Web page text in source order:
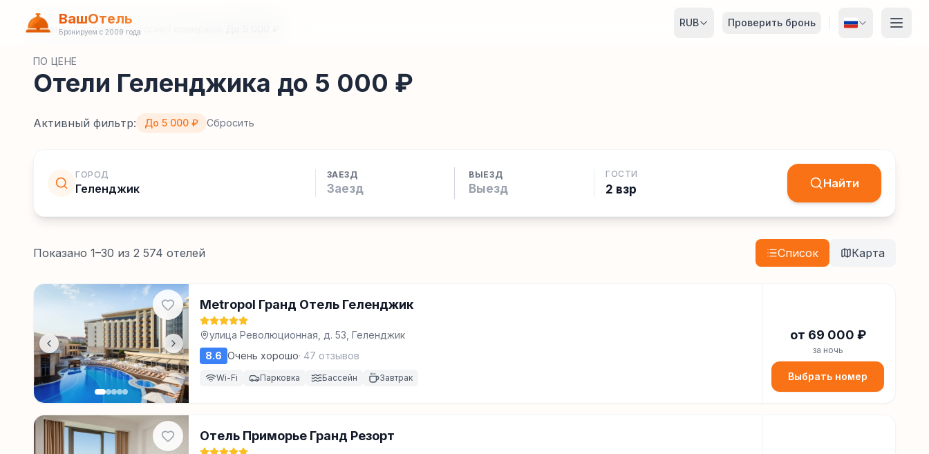
ВашОтель
Бронируем с 2009 года
RUB Проверить бронь
Главная/Гостиницы/Россия
ПО ЦЕНЕ
Отели Геленджика до 5 000 ₽
Активный фильтр: До 5 000 ₽ Сбросить
ГОРОД
Геленджик
ЗАЕЗД ВЫЕЗД ГОСТИ
2 взр Найти
Показано 1–30 из 2 574 отелей Список Карта
Metropol Гранд Отель Геленджик
улица Революционная, д. 53, Геленджик
8.6 Очень хорошо· 47 отзывов
Wi-Fi Парковка Бассейн Завтрак
от 69 000 ₽
за ночь
Выбрать номер
Отель Приморье Гранд Резорт